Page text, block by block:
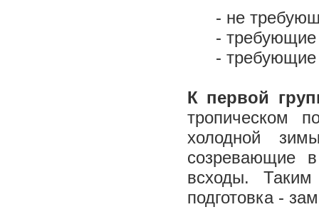
- не
- требующие
-
К первой
тропическом
холодной
созревающие
всходы. Таким
подготовка -